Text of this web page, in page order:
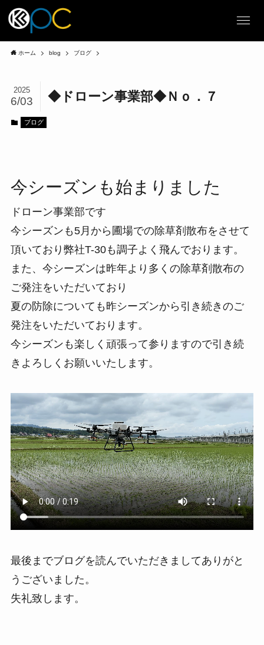
ホーム blog ブログ
◆ドローン事業部◆Ｎｏ．７
2025
6/03
ブログ
今シーズンも始まりました
ドローン事業部です
今シーズンも5月から圃場での除草剤散布をさせて
頂いており弊社T-30も調子よく飛んでおります。
また、今シーズンは昨年より多くの除草剤散布の
ご発注をいただいており
夏の防除についても昨シーズンから引き続きのご
発注をいただいております。
今シーズンも楽しく頑張って参りますので引き続
きよろしくお願いいたします。
最後までブログを読んでいただきましてありがと
うございました。
失礼致します。